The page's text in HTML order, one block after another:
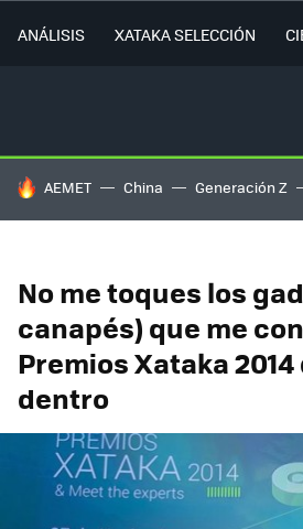
ANÁLISIS XATAKA SELECCIÓN
HOY SE HABLA DE
AEMET China Generación Z
No me toques los
canapés) que me
Premios Xataka
dentro